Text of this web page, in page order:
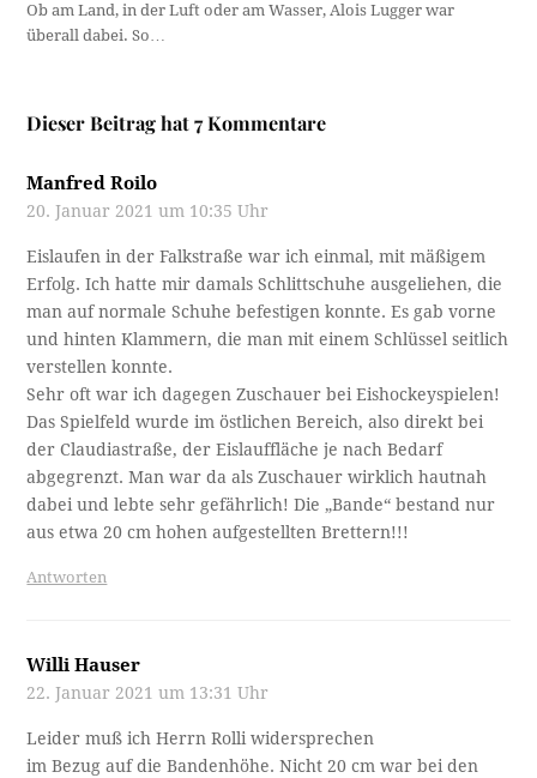
Ob am Land, in der Luft oder am Wasser, Alois Lugger war
überall dabei. So…
Dieser Beitrag hat 7 Kommentare
Manfred Roilo
20. Januar 2021 um 10:35 Uhr
Eislaufen in der Falkstraße war ich einmal, mit mäßigem
Erfolg. Ich hatte mir damals Schlittschuhe ausgeliehen, die
man auf normale Schuhe befestigen konnte. Es gab vorne
und hinten Klammern, die man mit einem Schlüssel seitlich
verstellen konnte.
Sehr oft war ich dagegen Zuschauer bei Eishockeyspielen!
Das Spielfeld wurde im östlichen Bereich, also direkt bei
der Claudiastraße, der Eislauffläche je nach Bedarf
abgegrenzt. Man war da als Zuschauer wirklich hautnah
dabei und lebte sehr gefährlich! Die „Bande“ bestand nur
aus etwa 20 cm hohen aufgestellten Brettern!!!
Antworten
Willi Hauser
22. Januar 2021 um 13:31 Uhr
Leider muß ich Herrn Rolli widersprechen
im Bezug auf die Bandenhöhe. Nicht 20 cm war bei den